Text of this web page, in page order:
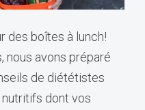
des boîtes à lunch!
nous avons préparé
de diététistes
dont vos